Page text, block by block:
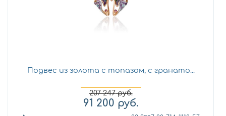
Подвес из золота с топазом, с гранато...
207 247руб.
91 200 руб.